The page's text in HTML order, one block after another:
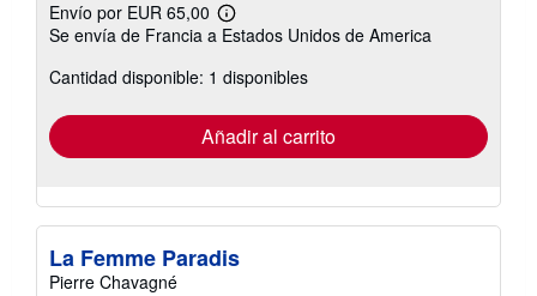
Envío por EUR 65,00
Más
información
las
tarifas
envío
Se envía de Francia a Estados Unidos de America
Cantidad disponible: 1 disponibles
Añadir al carrito
La Femme Paradis
Pierre Chavagné